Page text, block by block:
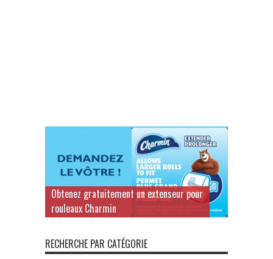
Obtenez gratuitement un extenseur pour
rouleaux Charmin
RECHERCHE PAR CATÉGORIE